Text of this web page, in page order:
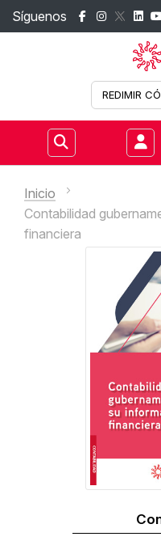
Síguenos
REDIMIR
Inicio
Contabilidad
financiera